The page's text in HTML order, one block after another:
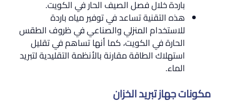
باردة خلال فصل الصيف الحار في الكويت.
هذه التقنية تساعد في توفير مياه باردة
للاستخدام المنزلي والصناعي في ظروف الطقس
الحارة في الكويت، كما أنها تساهم في تقليل
استهلاك الطاقة مقارنة بالأنظمة التقليدية لتبريد
الماء.
مكونات جهاز تبريد الخزان